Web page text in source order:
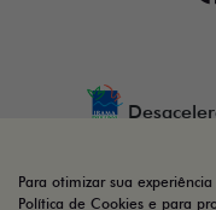
Para otimizar sua
Política de Cookies e para